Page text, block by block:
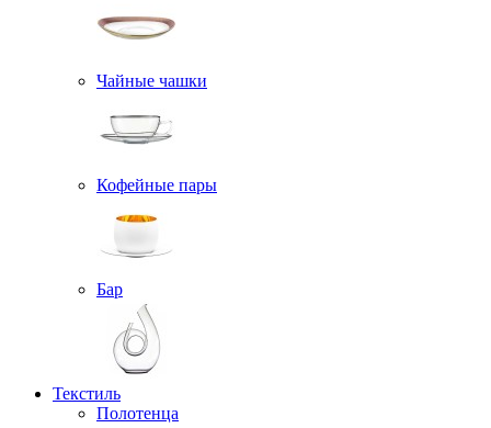
Чайные чашки
Кофейные пары
Бар
Текстиль
Полотенца